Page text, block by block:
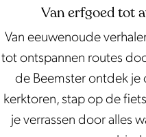
Van erfgoed tot
Van eeuwenoude
tot ontspannen routes
de Beemster ontdek je
kerktoren, stap op de
je verrassen door alles